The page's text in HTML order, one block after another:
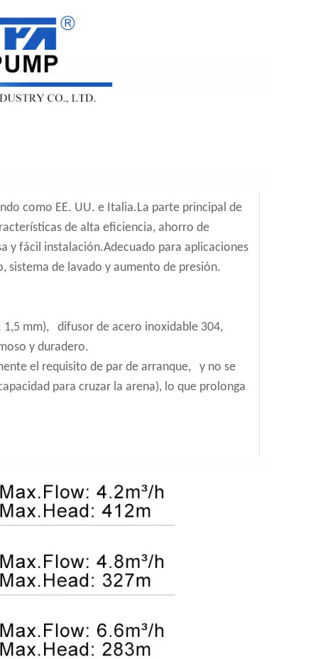
como EE. UU. e Italia.La parte principal de
de alta eficiencia, ahorro de
y fácil instalación.Adecuado para aplicaciones
sistema de lavado y aumento de presión.
1,5 mm), difusor de acero inoxidable 304,
y duradero.
el requisito de par de arranque, y no se
para cruzar la arena), lo que prolonga